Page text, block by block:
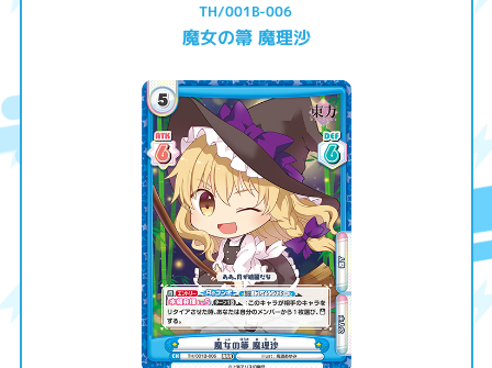
TH/001B-006
魔女の箒 魔理沙